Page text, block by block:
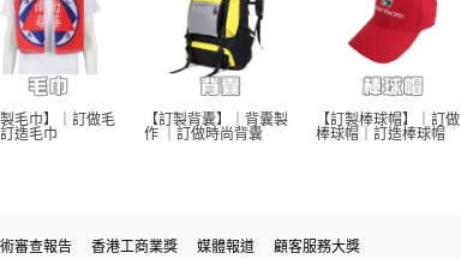
製毛巾】｜訂做毛
造毛巾
【訂製背囊】｜背囊製
作 ｜訂做時尚背囊
【訂製棒球帽】｜訂做
棒球帽｜訂造棒球帽
審查報告 香港工商業獎 媒體報道 顧客服務大獎